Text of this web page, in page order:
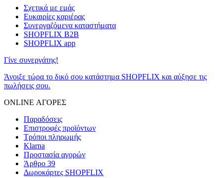
Σχετικά με εμάς
Ευκαιρίες καριέρας
Συνεργαζόμενα καταστήματα
SHOPFLIX B2B
SHOPFLIX app
Γίνε συνεργάτης!
Άνοιξε τώρα το δικό σου κατάστημα SHOPFLIX και αύξησε τις
πωλήσεις σου.
ONLINE ΑΓΟΡΕΣ
Παραδόσεις
Επιστροφές προϊόντων
Τρόποι πληρωμής
Klarna
Προστασία αγορών
Άρθρο 39
Δωροκάρτες SHOPFLIX